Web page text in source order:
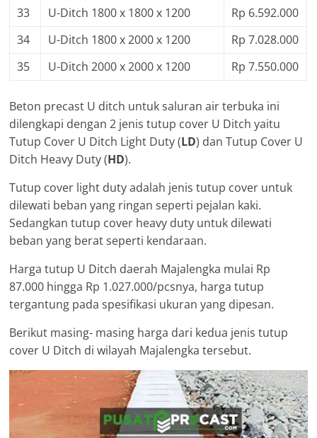
33
U-Ditch 1800 x 1800 x 1200
Rp 6.592.000
34
U-Ditch 1800 x 2000 x 1200
Rp 7.028.000
35
U-Ditch 2000 x 2000 x 1200 Rp 7.550.000
Beton precast U ditch untuk saluran air terbuka ini
dilengkapi dengan 2 jenis tutup cover U Ditch yaitu
Tutup Cover U Ditch Light Duty (LD) dan Tutup Cover U
Ditch Heavy Duty (HD).
Tutup cover light duty adalah jenis tutup cover untuk
dilewati beban yang ringan seperti pejalan kaki.
Sedangkan tutup cover heavy duty untuk dilewati
beban yang berat seperti kendaraan.
Harga tutup U Ditch daerah Majalengka mulai Rp
87.000 hingga Rp 1.027.000/pcsnya, harga tutup
tergantung pada spesifikasi ukuran yang dipesan.
Berikut masing- masing harga dari kedua jenis tutup
cover U Ditch di wilayah Majalengka tersebut.